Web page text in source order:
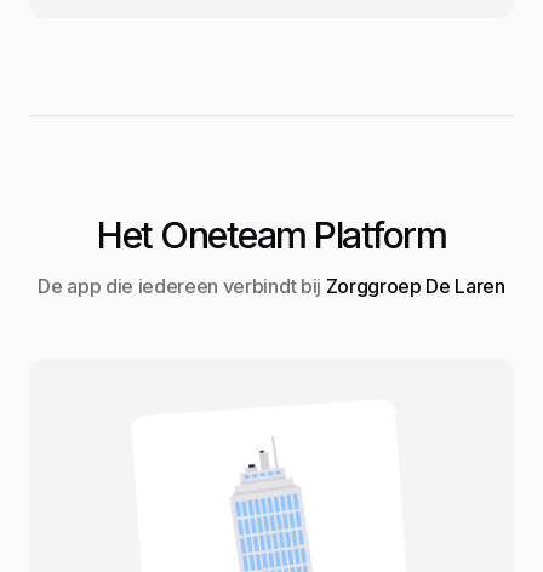
Het Oneteam Platform
De app die iedereen verbindt bij Zorggroep De Laren